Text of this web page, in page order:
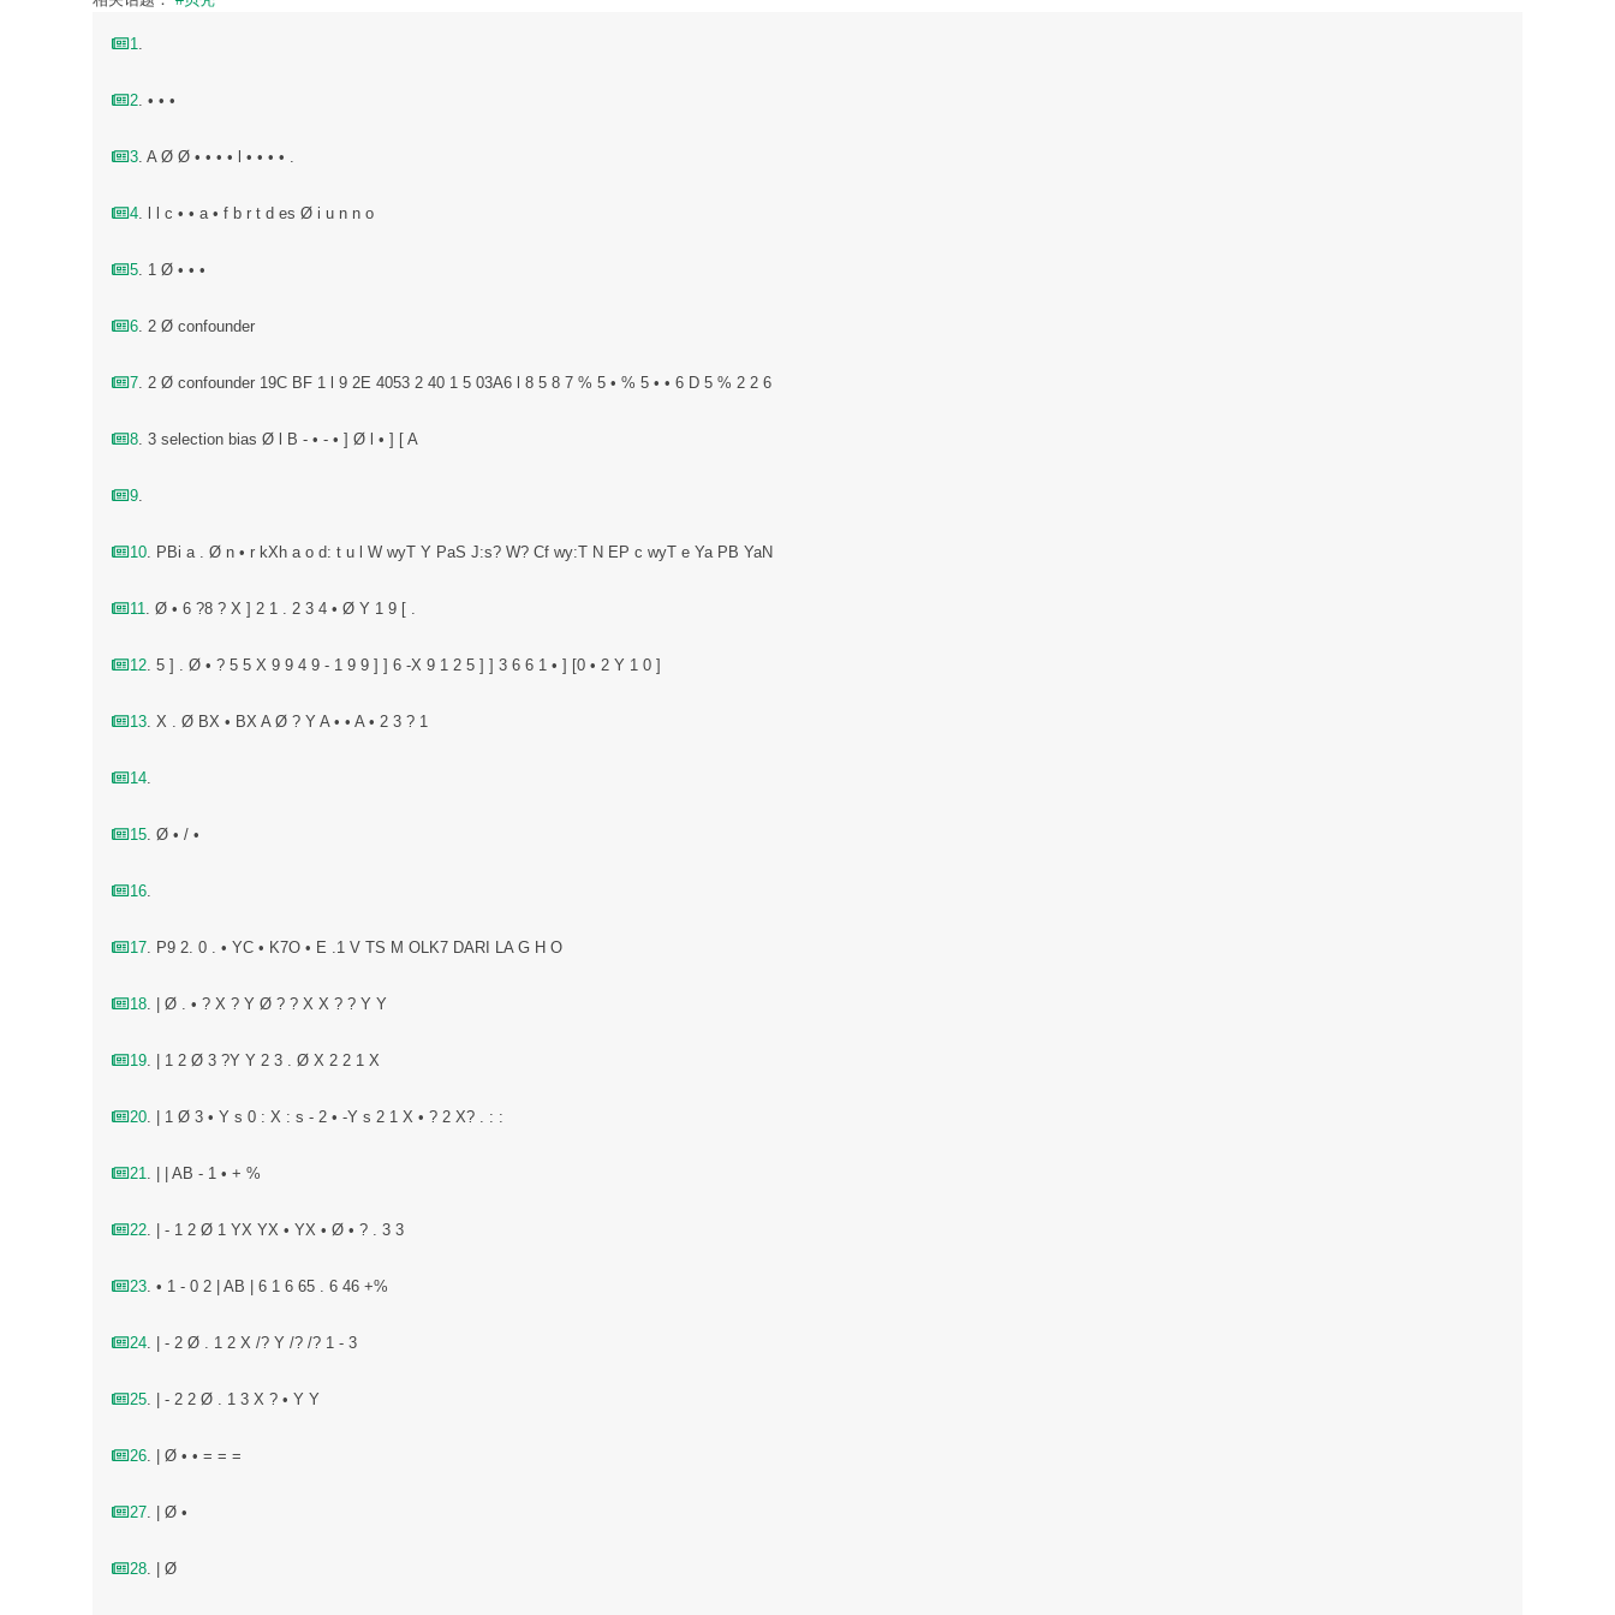
1
2 . • • •
3 . A Ø Ø • • • • l • • • • .
4 . l l c • • a • f b r t d es Ø i u n n o
5 . 1 Ø • • •
6 . 2 Ø confounder
7 . 2 Ø confounder 19C BF 1 l 9 2E 4053 2 40 1 5 03A6 l 8 5 8 7 % 5 • % 5 • • 6 D 5 % 2 2 6
8 . 3 selection bias Ø l B - • - • ] Ø l • ] [ A
9
10 . PBi a . Ø n • r kXh a o d: t u l W wyT Y PaS J:s? W? Cf wy:T N EP c wyT e Ya PB YaN
11 . Ø • 6 ?8 ? X ] 2 1 . 2 3 4 • Ø Y 1 9 [ .
12 . 5 ] . Ø • ? 5 5 X 9 9 4 9 - 1 9 9 ] ] 6 -X 9 1 2 5 ] ] 3 6 6 1 • ] [0 • 2 Y 1 0 ]
13 . X . Ø BX • BX A Ø ? Y A • • A • 2 3 ? 1
14
15 . Ø • / •
16
17 . P9 2. 0 . • YC • K7O • E .1 V TS M OLK7 DARI LA G H O
18 . | Ø . • ? X ? Y Ø ? ? X X ? ? Y Y
19 . | 1 2 Ø 3 ?Y Y 2 3 . Ø X 2 2 1 X
20 . | 1 Ø 3 • Y s 0 : X : s - 2 • -Y s 2 1 X • ? 2 X? . : :
21 . | | AB - 1 • + %
22 . | - 1 2 Ø 1 YX YX • YX • Ø • ? . 3 3
23 . • 1 - 0 2 | AB | 6 1 6 65 . 6 46 +%
24 . | - 2 Ø . 1 2 X /? Y /? /? 1 - 3
25 . | - 2 2 Ø . 1 3 X ? • Y Y
26 . | Ø • • = = =
27 . | Ø •
28 . | Ø